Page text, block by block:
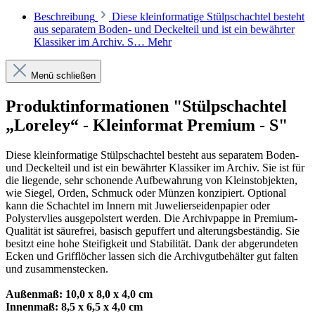
Beschreibung
Diese kleinformatige Stülpschachtel besteht
aus separatem Boden- und Deckelteil und ist ein bewährter
Klassiker im Archiv. S… Mehr
Menü schließen
Produktinformationen "Stülpschachtel
„Loreley“ - Kleinformat Premium - S"
Diese kleinformatige Stülpschachtel besteht aus separatem Boden-
und Deckelteil und ist ein bewährter Klassiker im Archiv. Sie ist für
die liegende, sehr schonende Aufbewahrung von Kleinstobjekten,
wie Siegel, Orden, Schmuck oder Münzen konzipiert. Optional
kann die Schachtel im Innern mit Juwelierseidenpapier oder
Polystervlies ausgepolstert werden. Die Archivpappe in Premium-
Qualität ist säurefrei, basisch gepuffert und alterungsbeständig. Sie
besitzt eine hohe Steifigkeit und Stabilität. Dank der abgerundeten
Ecken und Grifflöcher lassen sich die Archivgutbehälter gut falten
und zusammenstecken.
Außenmaß: 10,0 x 8,0 x 4,0 cm
Innenmaß: 8,5 x 6,5 x 4,0 cm